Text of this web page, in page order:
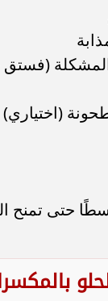
(فستق
(اختياري)
حتى تمنح